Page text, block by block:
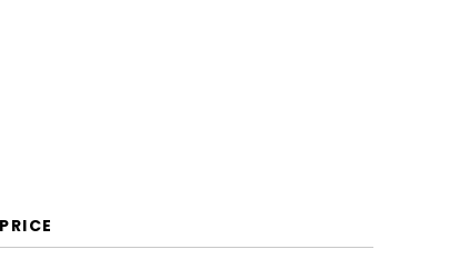
PRICE